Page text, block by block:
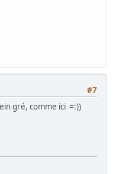
#7
gré, comme ici =:))